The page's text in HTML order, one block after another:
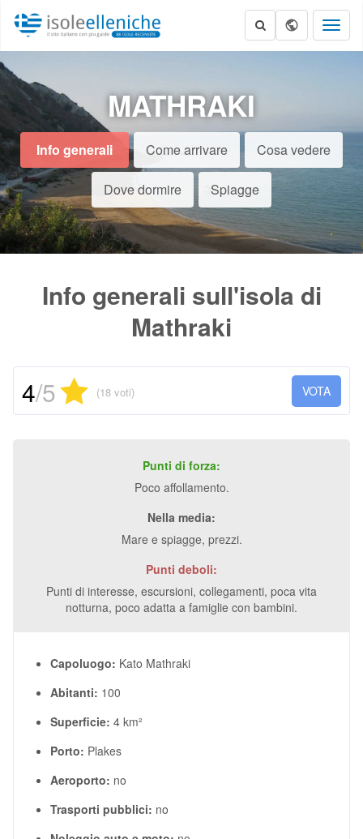
MATHRAKI
Info generali Come arrivare Cosa vedere
Dove dormire Spiagge
Info generali sull'isola di
Mathraki
VOTA
4/5 (18 voti)
Punti di forza:
Poco affollamento.
Nella media:
Mare e spiagge, prezzi.
Punti deboli:
Punti di interesse, escursioni, collegamenti, poca vita
notturna, poco adatta a famiglie con bambini.
Capoluogo: Kato Mathraki
Abitanti: 100
Superficie: 4 km²
Porto: Plakes
Aeroporto: no
Trasporti pubblici: no